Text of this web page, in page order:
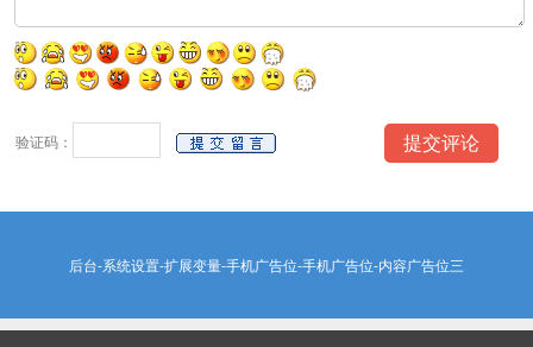
验证码：
后台-系统设置-扩展变量-手机广告位-手机广告位-内容广告位三